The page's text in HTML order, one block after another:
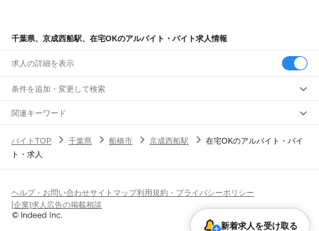
千葉県、京成西船駅、在宅OKのアルバイト・バイト求人情報
求人の詳細を表示
条件を追加・変更して検索
市区町村を追加・変更
千葉県すべて
千葉市
旭市習志野市柏市勝浦市市原市流山市八千代市我孫子市鴨川市鎌ケ谷市
君津市富津市浦安市 印西市白井市富里市南房総市
匝瑳市香取市 印旛郡 香取郡山武郡 長生郡夷隅郡
駅を追加・変更
JR中央・総武線
市川駅本八幡駅下総中山駅 津田沼駅幕張本郷駅幕張駅
新検見川駅
職種を追加・変更
飲食・フードサービスすべて
ホールスタッフキッチンスタッフ
パン屋（ベーカリー）
バー（BAR）・バーテンダー
飲食店（店長・マネージャー）
人気
日払いOK高校生歓迎 髪型・髪色自由
留学生・外国人活躍中
雇用形態を追加・変更
関連キーワード
バイトTOP
千葉県 船橋市 京成西船駅
在宅OKのアルバイト・バイ
ト・求人
新着求人を受け取る
ヘルプ・お問い合わせサイトマップ利用規約・プライバシーポリシー
[企業]求人広告の掲載相談